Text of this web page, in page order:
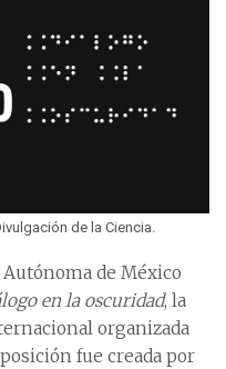
de la Ciencia.
de México
en la oscuridad, la
organizada
fue creada por